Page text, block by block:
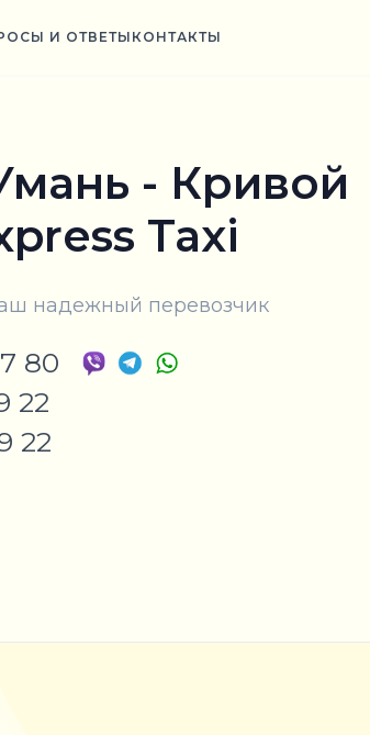
И ОТВЕТЫ КОНТАКТЫ
- Кривой
Taxi
надежный перевозчик
80
22
22